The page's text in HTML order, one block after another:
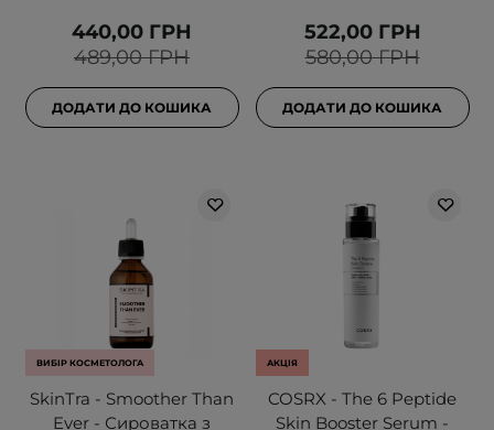
489,00 ГРН
440,00 ГРН
ДОДАТИ ДО КОШИКА
580,00 ГРН
522,00 ГРН
ДОДАТИ ДО КОШИКА
ВИБІР КОСМЕТОЛОГА
SkinTra - Smoother Than
Ever - Сироватка з
АКЦІЯ
COSRX - The 6 Peptide
Skin Booster Serum -